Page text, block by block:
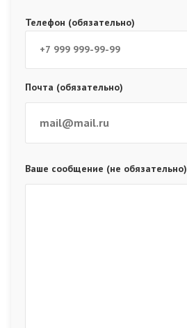
Телефон (обязательно)
Почта (обязательно)
Ваше сообщение (не обязательно)